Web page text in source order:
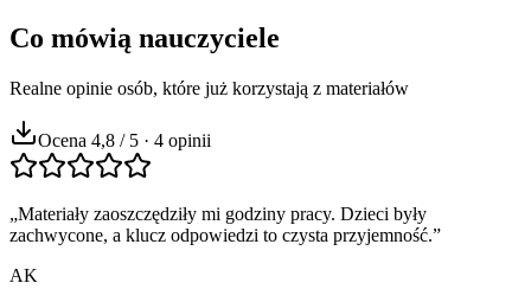
Co mówią nauczyciele
Realne opinie osób, które już korzystają z materiałów
Ocena 4,8 / 5 · 4 opinii
„Materiały zaoszczędziły mi godziny pracy. Dzieci były
zachwycone, a klucz odpowiedzi to czysta przyjemność.”
AK